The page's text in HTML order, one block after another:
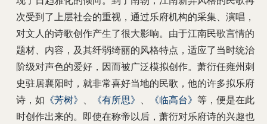
次受到了上层社会的重视，通过乐府机构的采集、演唱，
对文人的诗歌创作产生了很大影响。由于江南民歌言情的
题材、内容，及其纤弱绮丽的风格特点，适应了当时统治
阶级对声色的爱好，因而被广泛模拟创作。萧衍任雍州刺
史驻居襄阳时，就非常喜好当地的民歌，他的许多拟乐府
诗，如 《芳树》 《有所思》 《临高台》 等，便是在此
时创作出来的。即使在称帝以后，萧衍对乐府诗的兴趣也